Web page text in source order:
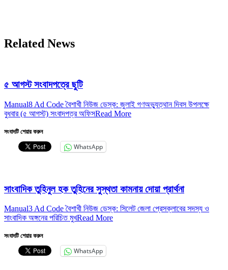
Related News
৫ আগস্ট সংবাদপত্রে ছুটি
Manual8 Ad Code বৈশাখী নিউজ ডেস্ক: জুলাই গণঅভ্যুত্থান দিবস উপলক্ষে
বুধবার (৫ আগস্ট) সংবাদপত্র অফিসRead More
সংবাদটি শেয়ার করুন
WhatsApp
সাংবাদিক তুহিনুল হক তুহিনের সুস্থতা কামনায় দোয়া প্রার্থনা
Manual3 Ad Code বৈশাখী নিউজ ডেস্ক: সিলেট জেলা প্রেসক্লাবের সদস্য ও
সাংবাদিক অঙ্গনের পরিচিত মুখRead More
সংবাদটি শেয়ার করুন
WhatsApp